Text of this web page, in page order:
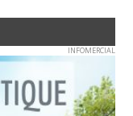
INFOMERCIAL